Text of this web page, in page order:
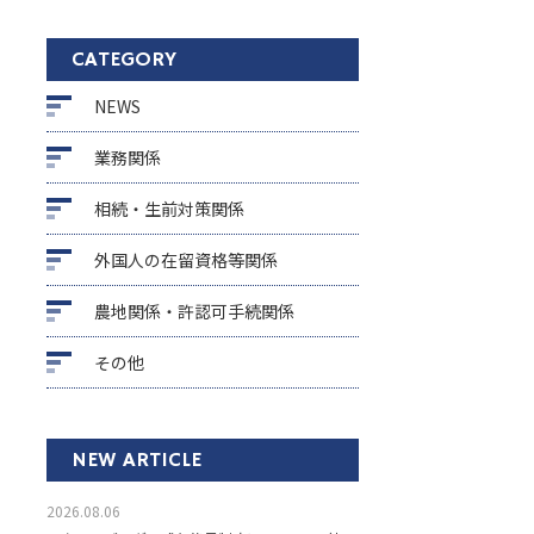
CATEGORY
NEWS
業務関係
相続・生前対策関係
外国人の在留資格等関係
農地関係・許認可手続関係
その他
NEW ARTICLE
2026.08.06